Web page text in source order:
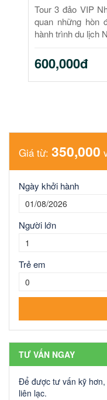
Tour 3 đảo VIP
quan những hòn
hành trình du lịch
600,000đ
Giá từ: 350,000
Ngày khởi hành
Người lớn
Trẻ em
TƯ VẤN NGAY
Để được tư vấn kỹ
liên lạc.